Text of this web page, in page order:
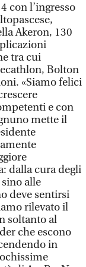
con l’ingresso
Akeron, 130
tra cui
Bolton
«Siamo felici
e con
mette il
dalla cura degli
alle
deve sentirsi
rilevato il
soltanto al
che escono
in